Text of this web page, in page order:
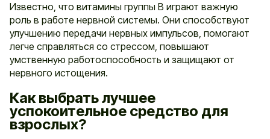
Известно, что витамины группы В играют важную
роль в работе нервной системы. Они способствуют
улучшению передачи нервных импульсов, помогают
легче справляться со стрессом, повышают
умственную работоспособность и защищают от
нервного истощения.
Как выбрать лучшее
успокоительное средство для
взрослых?